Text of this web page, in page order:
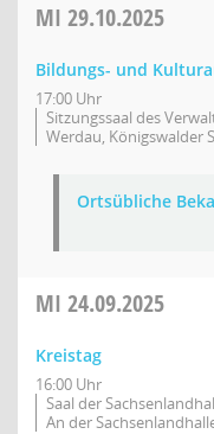
MI 29.10.2025
Bildungs- und
17:00 Uhr
Sitzungssaal des
Werdau, Königswalder
Ortsübliche
MI 24.09.2025
Kreistag
16:00 Uhr
Saal der
An der